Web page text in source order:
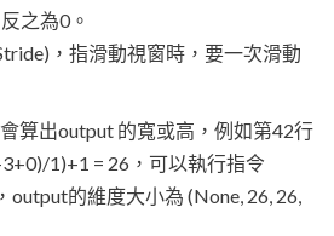
之為0。
，指滑動視窗時，要一次滑動
算出output 的寬或高，例如第42行
1)+1 = 26，可以執行指令
output的維度大小為 (None, 26, 26,